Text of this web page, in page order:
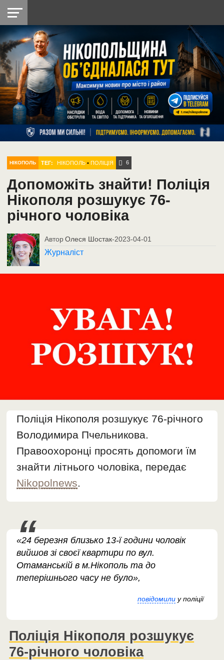
НІКОПОЛЬ
РАЙОН
СІЧЕСЛАВСЬКА
УКРАЇНА
РЕТРО
НІКОПОЛЬ
ЛАЙТ
УКРАЇНА
ДОПОМОГА
РАДІО
НІКОПОЛЬ ТЕГ: НІКОПОЛЬ •ПОЛІЦІЯ 6
Допоможіть знайти! Поліція
Нікополя розшукує 76-
річного чоловіка
Автор Олеся Шостак-2023-04-01
Журналіст
Поліція Нікополя розшукує 76-річного
Володимира Пчельникова.
Правоохоронці просять допомоги їм
знайти літнього чоловіка, передає
Nikopolnews.
«24 березня близько 13-ї години чоловік
вийшов зі своєї квартири по вул.
Отаманській в м.Нікополь та до
теперішнього часу не було»,
повідомилиу поліції
Поліція Нікополя розшукує
76-річного чоловіка